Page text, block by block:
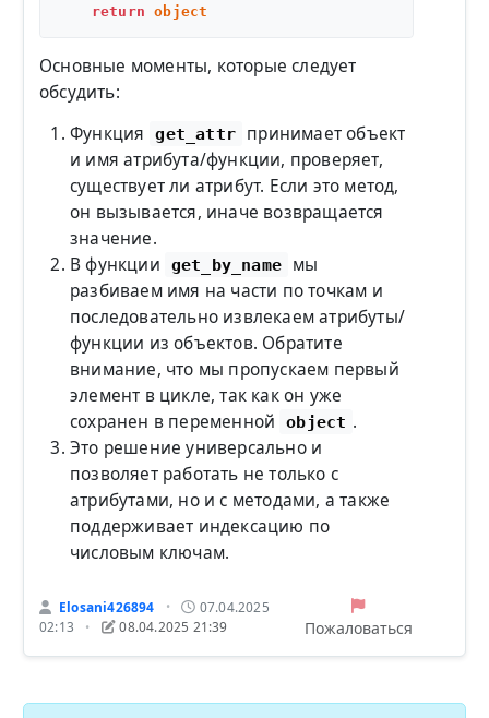
return
object
Основные моменты, которые следует
обсудить:
Функция
get_attr
принимает объект
и имя атрибута/функции, проверяет,
существует ли атрибут. Если это метод,
он вызывается, иначе возвращается
значение.
В функции
get_by_name
мы
разбиваем имя на части по точкам и
последовательно извлекаем атрибуты/
функции из объектов. Обратите
внимание, что мы пропускаем первый
элемент в цикле, так как он уже
сохранен в переменной
object .
Это решение универсально и
позволяет работать не только с
атрибутами, но и с методами, а также
поддерживает индексацию по
числовым ключам.
Elosani426894 •
07.04.2025
02:13
• 08.04.2025 21:39 Пожаловаться